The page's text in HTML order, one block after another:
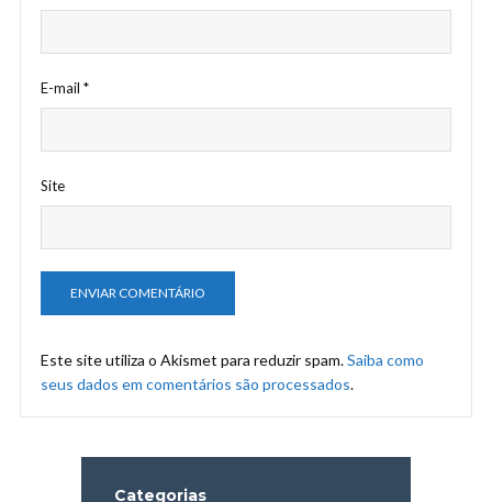
E-mail *
Site
Este site utiliza o Akismet para reduzir spam.Saiba como
seus dados em comentários são processados.
Categorias